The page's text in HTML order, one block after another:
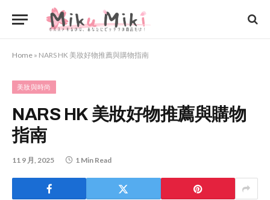
Home » NARS HK 美妝好物推薦與購物指南
美妝與時尚
NARS HK 美妝好物推薦與購物
指南
11 9 月, 2025 1 Min Read